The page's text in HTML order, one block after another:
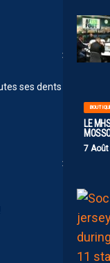
LE
7
ses dents !!!